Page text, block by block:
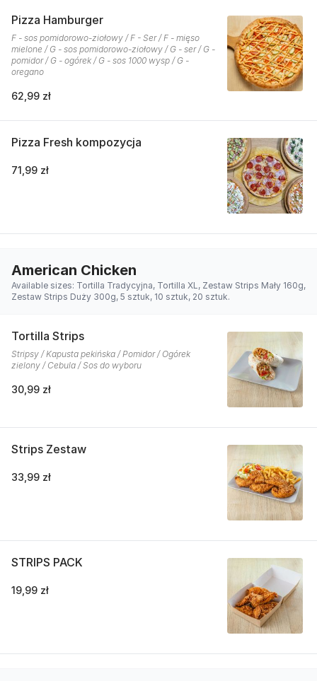
Pizza Hamburger
F - sos pomidorowo-ziołowy / F - Ser / F - mięso
mielone / G - sos pomidorowo-ziołowy / G - ser / G -
pomidor / G - ogórek / G - sos 1000 wysp / G -
oregano
62,99 zł
Pizza Fresh kompozycja
71,99 zł
American Chicken
Available sizes: Tortilla Tradycyjna, Tortilla XL, Zestaw Strips Mały 160g,
Zestaw Strips Duży 300g, 5 sztuk, 10 sztuk, 20 sztuk.
Tortilla Strips
Stripsy / Kapusta pekińska / Pomidor / Ogórek
zielony / Cebula / Sos do wyboru
30,99 zł
Strips Zestaw
33,99 zł
STRIPS PACK
19,99 zł